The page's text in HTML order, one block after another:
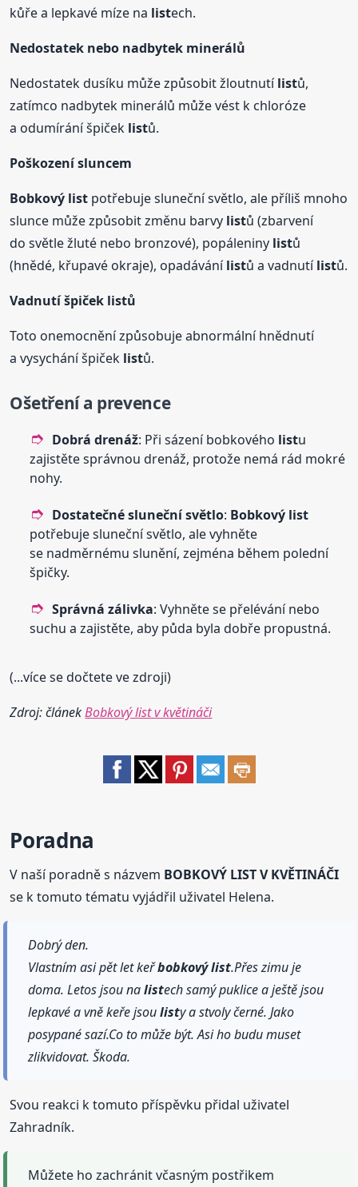
kůře a lepkavé míze na listech.
Nedostatek nebo nadbytek minerálů
Nedostatek dusíku může způsobit žloutnutílistů,
zatímco nadbytek minerálů může vést k chloróze
a odumírání špiček listů.
Poškození sluncem
Bobkový list potřebuje sluneční světlo, ale příliš mnoho
slunce může způsobit změnu barvy listů (zbarvení
do světle žluté nebo bronzové), popáleniny listů
(hnědé, křupavé okraje), opadávánílistů a vadnutílistů.
Vadnutí špiček listů
Toto onemocnění způsobuje abnormální hnědnutí
a vysychání špiček listů.
Ošetření a prevence
Dobrá drenáž: Při sázení bobkového listu
zajistěte správnou drenáž, protože nemá rád mokré
nohy.
Dostatečné sluneční světlo: Bobkový list
potřebuje sluneční světlo, ale vyhněte
se nadměrnému slunění, zejména během polední
špičky.
Správná zálivka: Vyhněte se přelévání nebo
suchu a zajistěte, aby půda byla dobře propustná.
(...více se dočtete ve zdroji)
Zdroj: článekBobkový list v květináči
Poradna
V naší poradně s názvem BOBKOVÝ LIST V KVĚTINÁČI
se k tomuto tématu vyjádřil uživatel Helena.
Dobrý den.
Vlastním asi pět let keřbobkovýlist.Přes zimu je
doma. Letos jsou nalistech samý puklice a ještě jsou
lepkavé a vně keře jsoulisty a stvoly černé. Jako
posypané sazí.Co to může být. Asi ho budu muset
zlikvidovat. Škoda.
Svou reakci k tomuto příspěvku přidal uživatel
Zahradník.
Můžete ho zachránit včasným postřikem